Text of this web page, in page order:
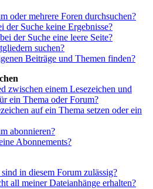
oder mehrere Foren durchsuchen?
der Suche keine Ergebnisse?
der Suche eine leere Seite?
suchen?
Beiträge und Themen finden?
zwischen einem Lesezeichen und
ein Thema oder Forum?
auf ein Thema setzen oder ein
abonnieren?
Abonnements?
in diesem Forum zulässig?
all meiner Dateianhänge erhalten?